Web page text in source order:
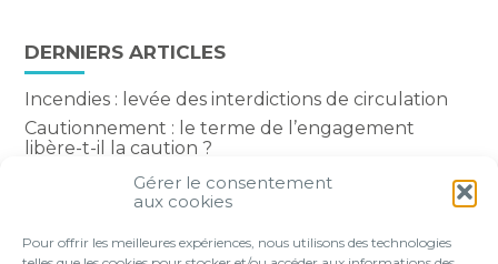
Gérer le consentement
aux cookies
Pour offrir les meilleures expériences, nous utilisons des technologies
DERNIERS ARTICLES
Incendies : levée des interdictions de circulation
Cautionnement : le terme de l’engagement
libère-t-il la caution ?
Transport fluvial de marchandises : une aide
financière bienvenue
comptent-elles ?